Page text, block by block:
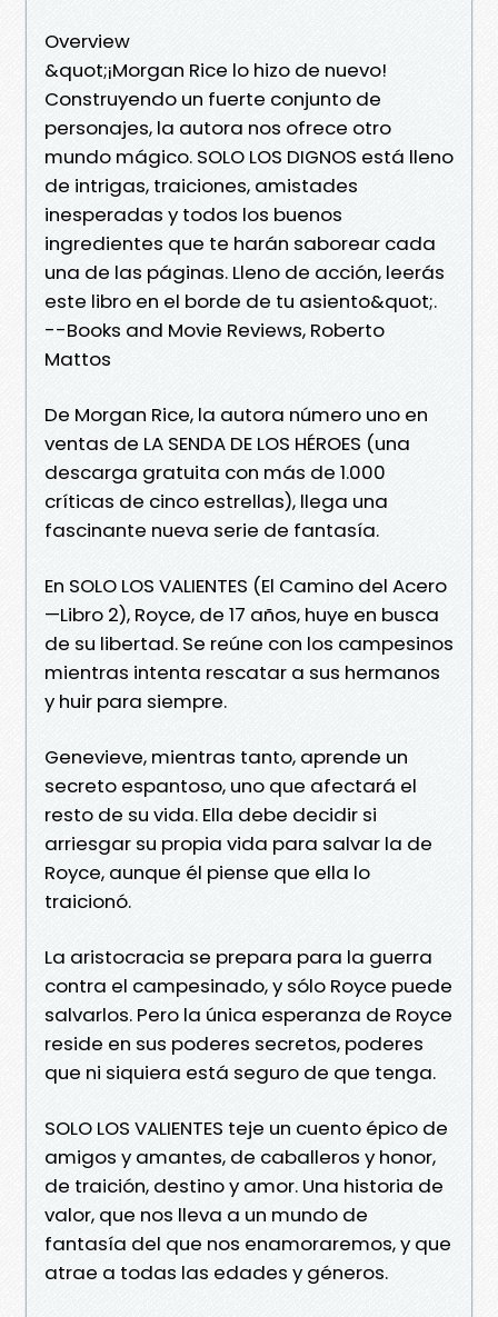
Overview
&quot;¡Morgan Rice lo hizo de nuevo!
Construyendo un fuerte conjunto de
personajes, la autora nos ofrece otro
mundo mágico. SOLO LOS DIGNOS está lleno
de intrigas, traiciones, amistades
inesperadas y todos los buenos
ingredientes que te harán saborear cada
una de las páginas. Lleno de acción, leerás
este libro en el borde de tu asiento&quot;.
--Books and Movie Reviews, Roberto
Mattos
De Morgan Rice, la autora número uno en
ventas de LA SENDA DE LOS HÉROES (una
descarga gratuita con más de 1.000
críticas de cinco estrellas), llega una
fascinante nueva serie de fantasía.
En SOLO LOS VALIENTES (El Camino del Acero
—Libro 2), Royce, de 17 años, huye en busca
de su libertad. Se reúne con los campesinos
mientras intenta rescatar a sus hermanos
y huir para siempre.
Genevieve, mientras tanto, aprende un
secreto espantoso, uno que afectará el
resto de su vida. Ella debe decidir si
arriesgar su propia vida para salvar la de
Royce, aunque él piense que ella lo
traicionó.
La aristocracia se prepara para la guerra
contra el campesinado, y sólo Royce puede
salvarlos. Pero la única esperanza de Royce
reside en sus poderes secretos, poderes
que ni siquiera está seguro de que tenga.
SOLO LOS VALIENTES teje un cuento épico de
amigos y amantes, de caballeros y honor,
de traición, destino y amor. Una historia de
valor, que nos lleva a un mundo de
fantasía del que nos enamoraremos, y que
atrae a todas las edades y géneros.